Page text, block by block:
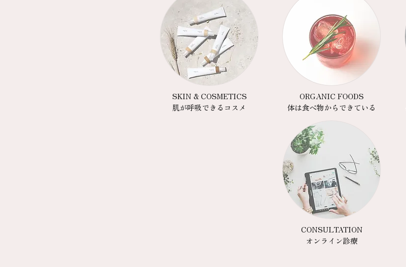
SKIN & COSMETICS
肌が呼吸できるコスメ
ORGANIC FOODS
​体は食べ物からできている
CONSULTATION
オンライン診療